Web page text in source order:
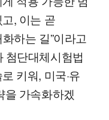
, 이는 곧
하는 길”이라고
첨단대체시험법
키워, 미국·유
을 가속화하겠